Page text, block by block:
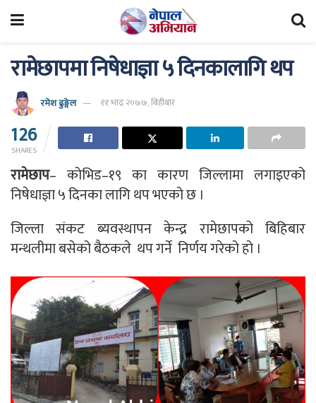
रामेछापमा निषेधाज्ञा ५ दिनकालागि थप
रमेश ढुङ्गेल ११ भाद्र २०७७, बिहीबार
126
SHARES
रामेछाप– कोभिड–१९ का कारण जिल्लामा लगाइएको
निषेधाज्ञा ५ दिनका लागि थप भएको छ ।
जिल्ला संकट ब्यवस्थापन केन्द्र रामेछापको बिहिबार
मन्थलीमा बसेको बैठकले थप गर्ने निर्णय गरेको हो ।